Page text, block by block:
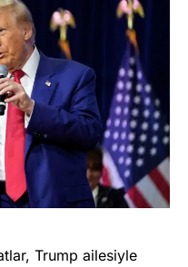
Trump ailesiyle